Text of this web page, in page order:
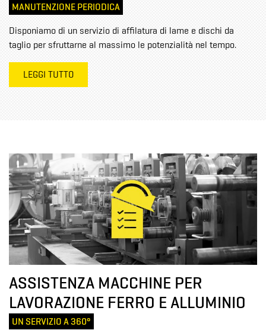
MANUTENZIONE PERIODICA
Disponiamo di un servizio di affilatura di lame e dischi da
taglio per sfruttarne al massimo le potenzialità nel tempo.
LEGGI TUTTO
ASSISTENZA MACCHINE PER
LAVORAZIONE FERRO E ALLUMINIO
UN SERVIZIO A 360°